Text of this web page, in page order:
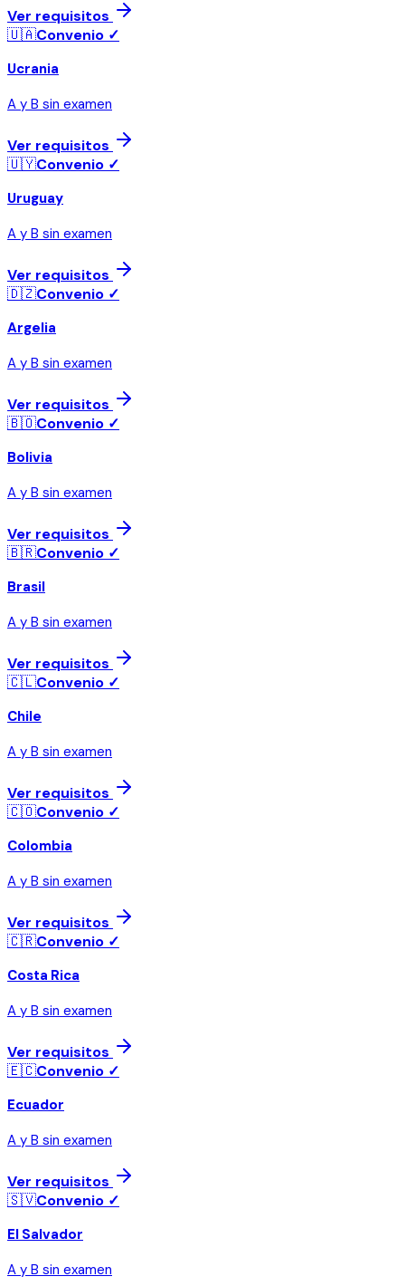
Ver requisitos
🇺🇦Convenio ✓
Ucrania
A y B sin examen
Ver requisitos
🇺🇾Convenio ✓
Uruguay
A y B sin examen
Ver requisitos
🇩🇿Convenio ✓
Argelia
A y B sin examen
Ver requisitos
🇧🇴Convenio ✓
Bolivia
A y B sin examen
Ver requisitos
🇧🇷Convenio ✓
Brasil
A y B sin examen
Ver requisitos
🇨🇱Convenio ✓
Chile
A y B sin examen
Ver requisitos
🇨🇴Convenio ✓
Colombia
A y B sin examen
Ver requisitos
🇨🇷Convenio ✓
Costa Rica
A y B sin examen
Ver requisitos
🇪🇨Convenio ✓
Ecuador
A y B sin examen
Ver requisitos
🇸🇻Convenio ✓
El Salvador
A y B sin examen